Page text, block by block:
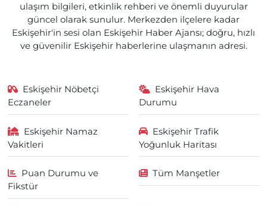
ulaşım bilgileri, etkinlik rehberi ve önemli duyurular
güncel olarak sunulur. Merkezden ilçelere kadar
Eskişehir'in sesi olan Eskişehir Haber Ajansı; doğru, hızlı
ve güvenilir Eskişehir haberlerine ulaşmanın adresi.
Eskişehir Nöbetçi
Eczaneler
Eskişehir Hava
Durumu
Eskişehir Namaz
Vakitleri
Eskişehir Trafik
Yoğunluk Haritası
Puan Durumu ve
Fikstür
Tüm Manşetler